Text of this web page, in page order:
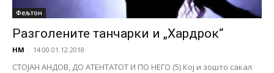
Фељтон
Разголените танчарки и „Хардрок“
НМ - 14:00 01.12.2018
СТОЈАН АНДОВ, ДО АТЕНТАТОТ И ПО НЕГО (5) Кој и зошто сакал